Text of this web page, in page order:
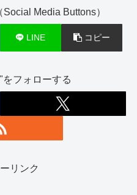
Media Buttons）
LINE コピー
フォローする
リンク